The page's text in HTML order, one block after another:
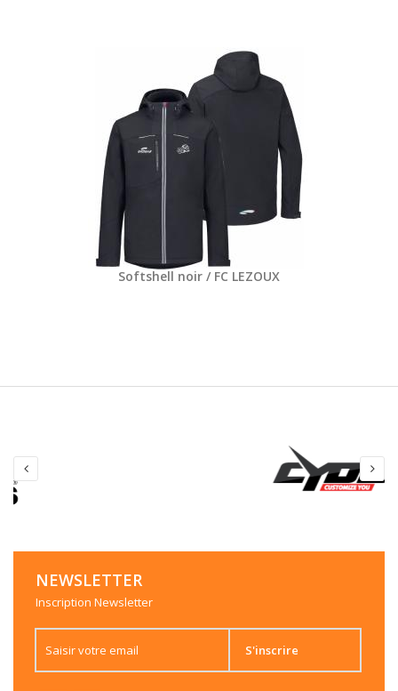
Softshell noir / FC LEZOUX
NEWSLETTER
Inscription Newsletter
S'inscrire